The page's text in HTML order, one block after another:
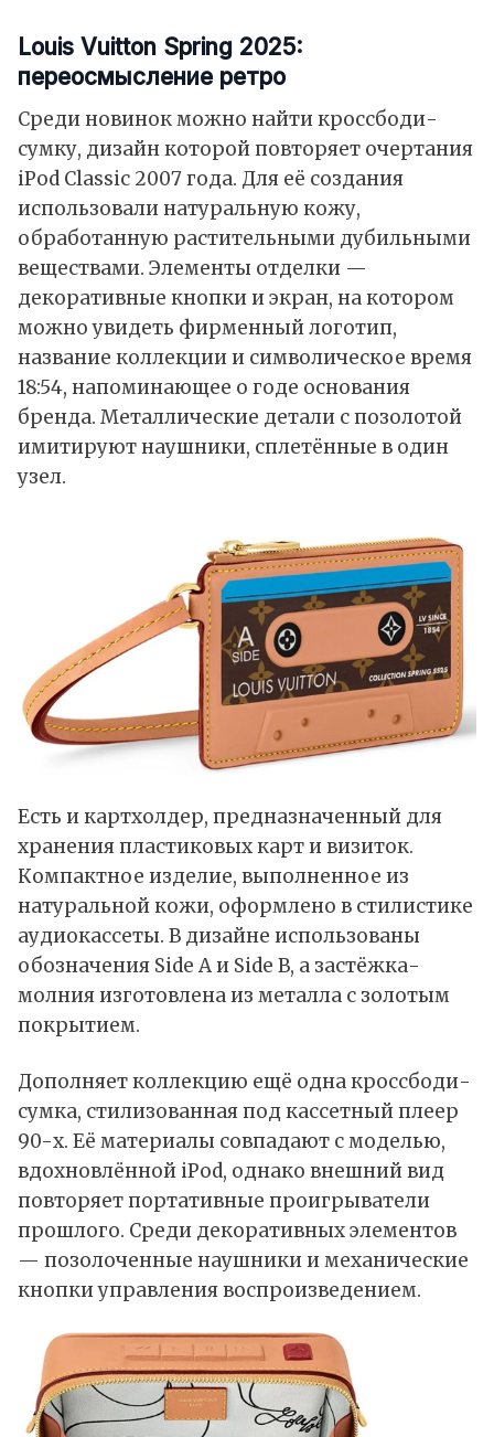
Louis Vuitton Spring 2025:
переосмысление ретро
Среди новинок можно найти кроссбоди-
сумку, дизайн которой повторяет очертания
iPod Classic 2007 года. Для её создания
использовали натуральную кожу,
обработанную растительными дубильными
веществами. Элементы отделки —
декоративные кнопки и экран, на котором
можно увидеть фирменный логотип,
название коллекции и символическое время
18:54, напоминающее о годе основания
бренда. Металлические детали с позолотой
имитируют наушники, сплетённые в один
узел.
Есть и картхолдер, предназначенный для
хранения пластиковых карт и визиток.
Компактное изделие, выполненное из
натуральной кожи, оформлено в стилистике
аудиокассеты. В дизайне использованы
обозначения Side A и Side B, а застёжка-
молния изготовлена из металла с золотым
покрытием.
Дополняет коллекцию ещё одна кроссбоди-
сумка, стилизованная под кассетный плеер
90-х. Её материалы совпадают с моделью,
вдохновлённой iPod, однако внешний вид
повторяет портативные проигрыватели
прошлого. Среди декоративных элементов
— позолоченные наушники и механические
кнопки управления воспроизведением.